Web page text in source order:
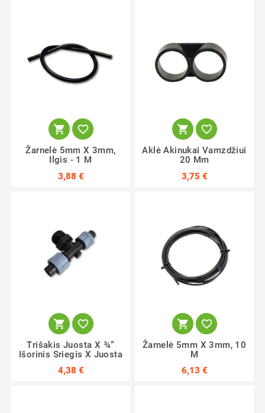
 
Žarnelė 5mm X 3mm,
Ilgis - 1 M
3,88 €
 
Aklė Akinukai Vamzdžiui
20 Mm
3,75 €
 
Trišakis Juosta X ¾“
Išorinis Sriegis X Juosta
4,38 €
 
Žarnelė 5mm X 3mm, 10
M
6,13 €